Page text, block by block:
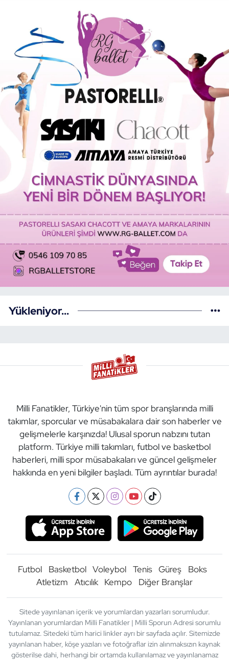
Yükleniyor...
Milli Fanatikler, Türkiye'nin tüm spor branşlarında milli
takımlar, sporcular ve müsabakalara dair son haberler ve
gelişmelerle karşınızda! Ulusal sporun nabzını tutan
platform. Türkiye milli takımları, futbol ve basketbol
haberleri, milli spor müsabakaları ve güncel gelişmeler
hakkında en yeni bilgiler başladı. Tüm ayrıntılar burada!
Futbol Basketbol Voleybol Tenis Güreş
Boks
Atletizm
Atıcılık Kempo Diğer Branşlar
Sitede yayınlanan içerik ve yorumlardan yazarları sorumludur.
Yayınlanan yorumlardan Milli Fanatikler | Milli Sporun Adresi sorumlu
tutulamaz. Sitedeki tüm harici linkler ayrı bir sayfada açılır. Sitemizde
yayınlanan haber, köşe yazıları ve fotoğraflar izin alınmaksızın kaynak
gösterilse dahi, herhangi bir ortamda kullanılamaz ve yayınlanamaz